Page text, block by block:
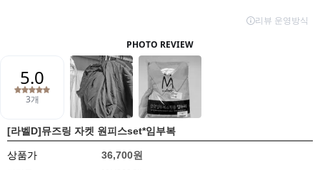
[라벨D]뮤즈링 자켓 원피스set*임부복
상품가 36,700원